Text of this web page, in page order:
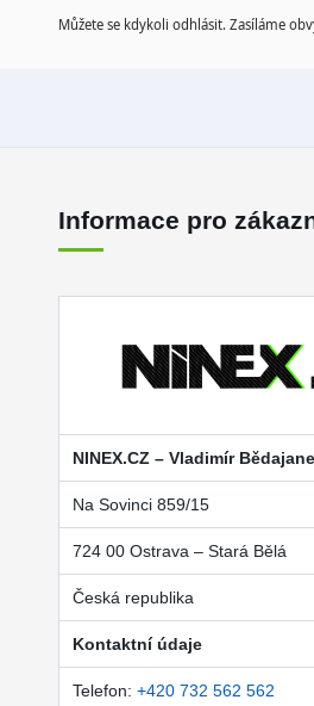
Můžete se kdykoli odhlásit. Zasíláme
Informace pro
NINEX.CZ – Vladimír
Na Sovinci 859/15
724 00 Ostrava – Stará Bělá
Česká republika
Kontaktní údaje
Telefon: +420 732 562 562